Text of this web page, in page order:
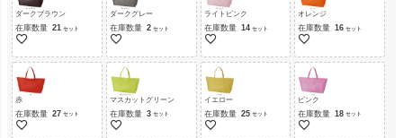
ダークブラウン
在庫数量 21
ダークグレー
在庫数量 2
ライトピンク
在庫数量 14
オレンジ
在庫数量 16
赤
在庫数量 27
マスカットグリーン
在庫数量 3
イエロー
在庫数量 25
ピンク
在庫数量 18